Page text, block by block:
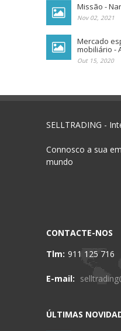
Missão -
Nov 02, 2021
Mercado
mobiliário -
Out 15, 2020
SELLTRADING -
Connosco a sua
mundo
CONTACTE-NOS
Tlm: 911 125 716
E-mail:
ÚLTIMAS